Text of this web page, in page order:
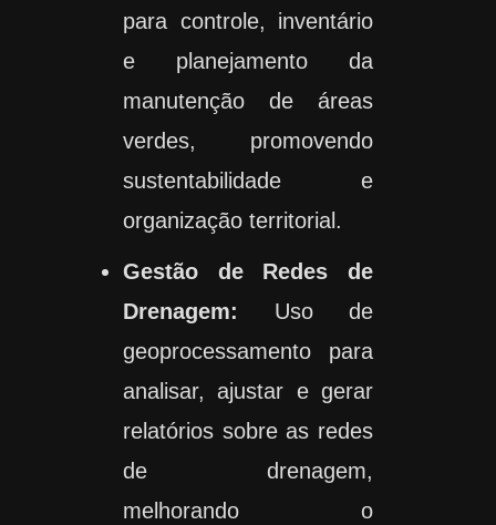
para controle, inventário
e planejamento da
manutenção de áreas
verdes, promovendo
sustentabilidade e
organização territorial.
Gestão de Redes de
Drenagem: Uso de
geoprocessamento para
analisar, ajustar e gerar
relatórios sobre as redes
de drenagem,
melhorando o